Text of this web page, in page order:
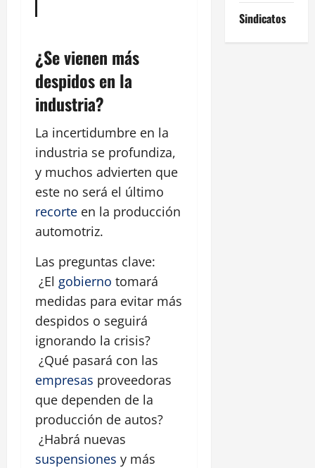
¿Se vienen más
despidos en la
industria?
La incertidumbre en la
industria se profundiza,
y muchos advierten que
este no será el último
recorte en la producción
automotriz.
Las preguntas clave:
¿El gobierno tomará
medidas para evitar más
despidos o seguirá
ignorando la crisis?
¿Qué pasará con las
empresas proveedoras
que dependen de la
producción de autos?
¿Habrá nuevas
suspensiones y más
Sindicatos